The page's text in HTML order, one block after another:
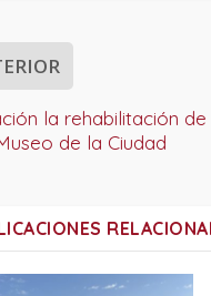
la rehabilitación
de la Ciudad